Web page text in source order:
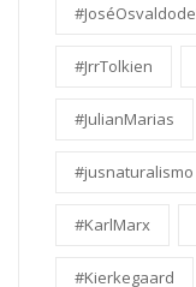
#JrrTolkien
#JulianMarias
#jusnaturalismo
#KarlMarx
#Kierkegaard